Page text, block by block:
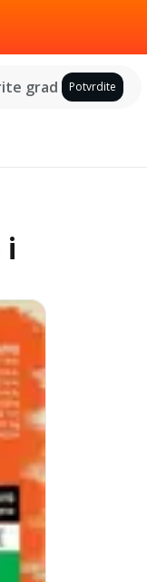
grad Potvrdite
i